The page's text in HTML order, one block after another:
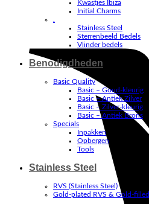
Kwastjes Ibiza
Initial Charms
.
Stainless Steel
Sterrenbeeld Bedels
Vlinder bedels
Benodigdheden
Basic Quality
Basic – Goud-kleurig
Basic – Antiek Zilver
Basic – Zilver-kleurig
Basic – Antiek Brons
Specials
Inpakken
Opbergen
Tools
Stainless Steel
RVS (Stainless Steel)
Gold-plated RVS & Gold-filled